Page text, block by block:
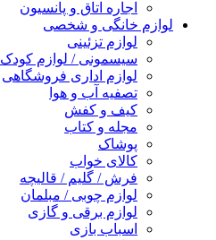
اجاره اتاق و پانسیون
لوازم خانگی و شخصی
لوازم تزئینی
سیسمونی / لوازم کودک
لوازم اداری فروشگاهی
تصفیه آب و هوا
کیف و کفش
مجله و کتاب
پوشاک
کالای خواب
فرش / گلیم / قالیچه
لوازم چوبی / مبلمان
لوازم برقی و گازی
اسباب بازی